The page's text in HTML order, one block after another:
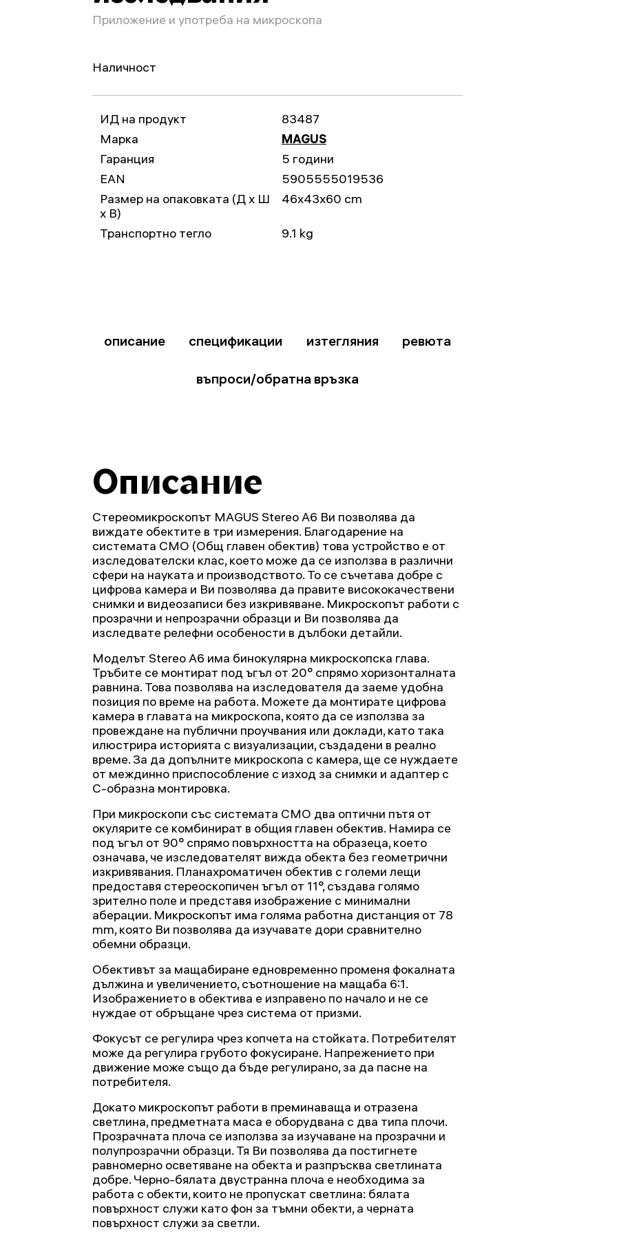
Приложение и употреба на микроскопа
Наличност
ИД на продукт
83487
Марка
MAGUS
Гаранция
5 години
EAN
5905555019536
Размер на опаковката (Д x Ш
x В)
46x43x60 cm
Транспортно тегло 9.1 kg
описание спецификации изтегляния ревюта
въпроси/обратна връзка
Описание
Стереомикроскопът MAGUS Stereo A6 Ви позволява да
виждате обектите в три измерения. Благодарение на
системата CMO (Общ главен обектив) това устройство е от
изследователски клас, което може да се използва в различни
сфери на науката и производството. То се съчетава добре с
цифрова камера и Ви позволява да правите висококачествени
снимки и видеозаписи без изкривяване. Микроскопът работи с
прозрачни и непрозрачни образци и Ви позволява да
изследвате релефни особености в дълбоки детайли.
Моделът Stereo A6 има бинокулярна микроскопска глава.
Тръбите се монтират под ъгъл от 20° спрямо хоризонталната
равнина. Това позволява на изследователя да заеме удобна
позиция по време на работа. Можете да монтирате цифрова
камера в главата на микроскопа, която да се използва за
провеждане на публични проучвания или доклади, като така
илюстрира историята с визуализации, създадени в реално
време. За да допълните микроскопа с камера, ще се нуждаете
от междинно приспособление с изход за снимки и адаптер с
C-образна монтировка.
При микроскопи със системата CMO два оптични пътя от
окулярите се комбинират в общия главен обектив. Намира се
под ъгъл от 90° спрямо повърхността на образеца, което
означава, че изследователят вижда обекта без геометрични
изкривявания. Планахроматичен обектив с големи лещи
предоставя стереоскопичен ъгъл от 11°, създава голямо
зрително поле и представя изображение с минимални
аберации. Микроскопът има голяма работна дистанция от 78
mm, която Ви позволява да изучавате дори сравнително
обемни образци.
Обективът за мащабиране едновременно променя фокалната
дължина и увеличението, съотношение на мащаба 6:1.
Изображението в обектива е изправено по начало и не се
нуждае от обръщане чрез система от призми.
Фокусът се регулира чрез копчета на стойката. Потребителят
може да регулира грубото фокусиране. Напрежението при
движение може също да бъде регулирано, за да пасне на
потребителя.
Докато микроскопът работи в преминаваща и отразена
светлина, предметната маса е оборудвана с два типа плочи.
Прозрачната плоча се използва за изучаване на прозрачни и
полупрозрачни образци. Тя Ви позволява да постигнете
равномерно осветяване на обекта и разпръсква светлината
добре. Черно-бялата двустранна плоча е необходима за
работа с обекти, които не пропускат светлина: бялата
повърхност служи като фон за тъмни обекти, а черната
повърхност служи за светли.